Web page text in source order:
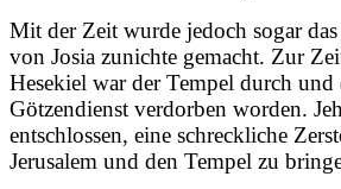
Mit der Zeit wurde jedoch sogar
von Josia zunichte gemacht. Zur
Hesekiel war der Tempel durch
Götzendienst verdorben worden.
entschlossen, eine schreckliche
Jerusalem und den Tempel zu